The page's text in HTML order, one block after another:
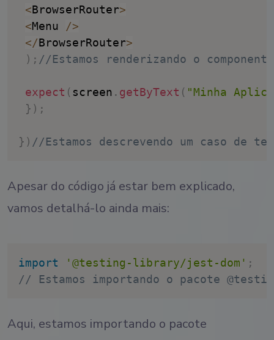
<BrowserRouter>
<Menu />
</BrowserRouter>
) ; //Estamos renderizando o
expect ( screen . getByText ( "Minha
} ) ;
} ) //Estamos descrevendo um caso de
Apesar do código já estar bem explicado,
vamos detalhá-lo ainda mais:
import '@testing-library/jest-dom' ;
// Estamos importando o pacote
Aqui, estamos importando o pacote